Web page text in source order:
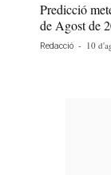
Predicció
de Agost de
Redacció - 10